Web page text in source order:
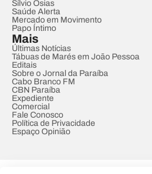
Sílvio Osias
Saúde Alerta
Mercado em Movimento
Papo Íntimo
Mais
Últimas Notícias
Tábuas de Marés em João Pessoa
Editais
Sobre o Jornal da Paraíba
Cabo Branco FM
CBN Paraíba
Expediente
Comercial
Fale Conosco
Política de Privacidade
Espaço Opinião